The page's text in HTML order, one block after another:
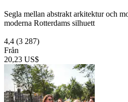
Segla mellan abstrakt arkitektur och
moderna Rotterdams silhuett
4,4 (3 287)
Från
20,23 US$